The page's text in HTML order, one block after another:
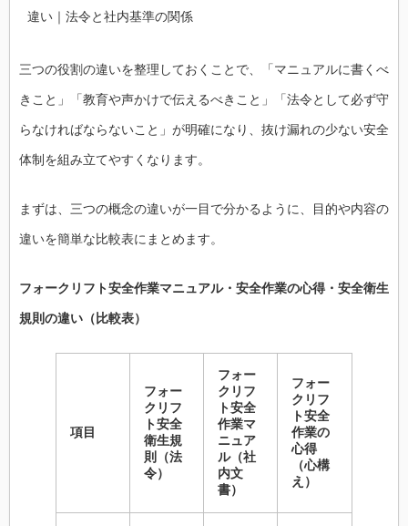
違い｜法令と社内基準の関係
三つの役割の違いを整理しておくことで、「マニュアルに書くべ
きこと」「教育や声かけで伝えるべきこと」「法令として必ず守
らなければならないこと」が明確になり、抜け漏れの少ない安全
体制を組み立てやすくなります。
まずは、三つの概念の違いが一目で分かるように、目的や内容の
違いを簡単な比較表にまとめます。
フォークリフト安全作業マニュアル・安全作業の心得・安全衛生
規則の違い（比較表）
項目
フォー
クリフ
ト安全
衛生規
則（法
令）
フォー
クリフ
ト安全
作業マ
ニュア
ル（社
内文
書）
フォー
クリフ
ト安全
作業の
心得
（心構
え）